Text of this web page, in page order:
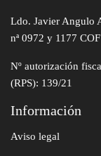
Ldo. Javier Angulo
nª 0972 y 1177
Nº autorización
(RPS): 139/21
Información
Aviso legal